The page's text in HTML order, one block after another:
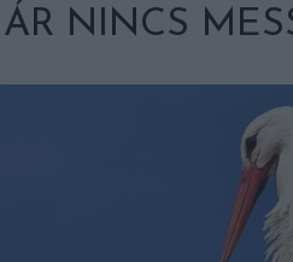
NINCS